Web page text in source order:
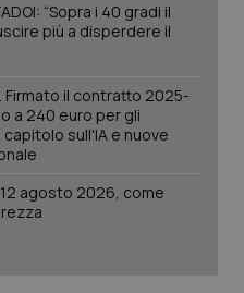
“Sopra i 40 gradi il
più a disperdere il
Firmato il contratto 2025-
a 240 euro per gli
sull'IA e nuove
agosto 2026, come